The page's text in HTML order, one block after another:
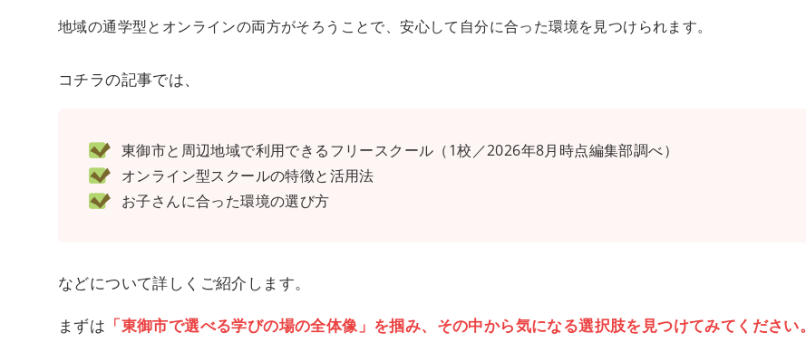
地域の通学型とオンラインの両方がそろうことで、安心して自分に合った環境を見つけられます。
コチラの記事では、
東御市と周辺地域で利用できるフリースクール（1校／2026年8月時点編集部調べ）
オンライン型スクールの特徴と活用法
お子さんに合った環境の選び方
などについて詳しくご紹介します。
まずは 「東御市で選べる学びの場の全体像」を掴み、その中から気になる選択肢を見つけてみてください。